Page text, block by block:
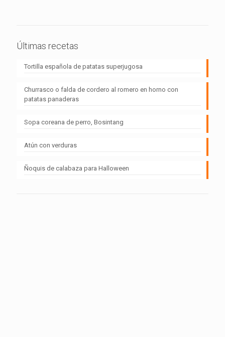
Últimas recetas
Tortilla española de patatas superjugosa
Churrasco o falda de cordero al romero en horno con
patatas panaderas
Sopa coreana de perro, Bosintang
Atún con verduras
Ñoquis de calabaza para Halloween